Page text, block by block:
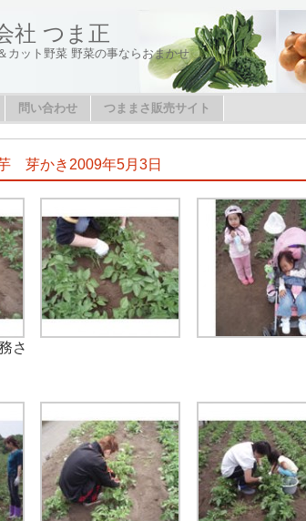
社 つま正
カット野菜 野菜の事ならおまかせ
問い合わせ つままさ販売サイト
芽かき2009年5月3日
さ